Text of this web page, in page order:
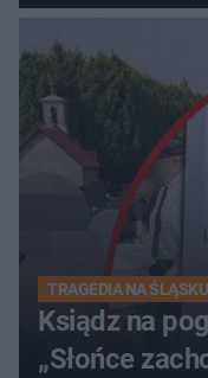
TRAGEDIA NA ŚLĄSKU
Ksiądz na
„Słońce